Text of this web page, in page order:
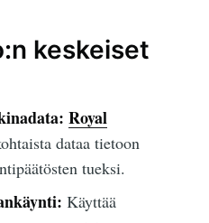
keskeiset
Royal
dataa tietoon
tueksi.
Käyttää